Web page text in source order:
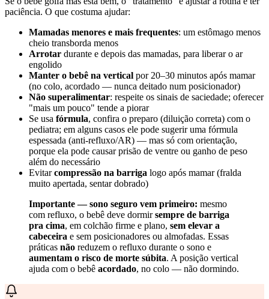
paciência. O que costuma ajudar:
Mamadas menores e mais frequentes: um estômago menos
cheio transborda menos
Arrotar durante e depois das mamadas, para liberar o ar
engolido
Manter o bebê na vertical por 20–30 minutos após mamar
(no colo, acordado — nunca deitado num posicionador)
Não superalimentar: respeite os sinais de saciedade; oferecer
"mais um pouco" tende a piorar
Se usa fórmula, confira o preparo (diluição correta) com o
pediatra; em alguns casos ele pode sugerir uma fórmula
espessada (anti-refluxo/AR) — mas só com orientação,
porque ela pode causar prisão de ventre ou ganho de peso
além do necessário
Evitarcompressão na barriga logo após mamar (fralda
muito apertada, sentar dobrado)
Importante — sono seguro vem primeiro: mesmo
com refluxo, o bebê deve dormirsempre de barriga
pra cima, em colchão firme e plano, sem elevar a
cabeceira e sem posicionadores ou almofadas. Essas
práticas não reduzem o refluxo durante o sono e
aumentam o risco de morte súbita. A posição vertical
ajuda com o bebê acordado, no colo — não dormindo.